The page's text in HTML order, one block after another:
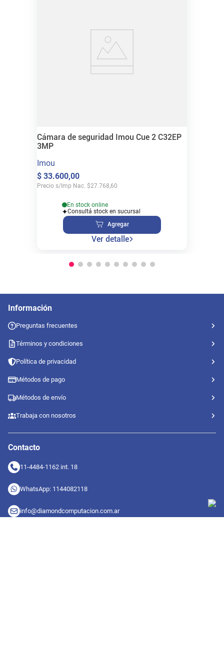
Cámara de seguridad Imou Cue 2 C32EP
3MP
Imou
$ 33.600,00
Precio s/Imp Nac. $27.768,60
En stock online
Consultá stock en sucursal
Agregar
Ver detalle
Información
Preguntas frecuentes
Términos y condiciones
Política de privacidad
Métodos de pago
Métodos de envío
Trabaja con nosotros
Contacto
11-4484-1162 int. 18
WhatsApp: 1144082118
info@diamondcomputacion.com.ar